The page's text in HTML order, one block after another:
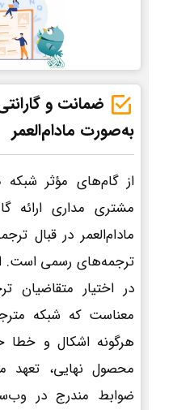
ضمانت و
به‌صورت مادام‌العمر
از گام‌های مؤثر شبکه
مشتری مداری ارائه
مادام‌العمر در قبال
ترجمه‌های رسمی است.
در اختیار متقاضیان
معناست که شبکه
هرگونه اشکال و خطا
محصول نهایی، تعهد
ضوابط مندرج در